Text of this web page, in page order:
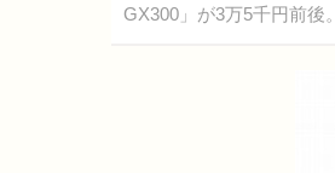
GX300」が3万5千円前後。